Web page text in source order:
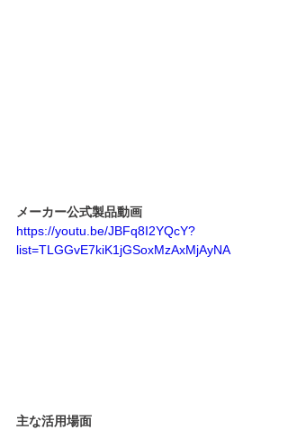
メーカー公式製品動画
https://youtu.be/JBFq8I2YQcY?
list=TLGGvE7kiK1jGSoxMzAxMjAyNA
主な活用場面